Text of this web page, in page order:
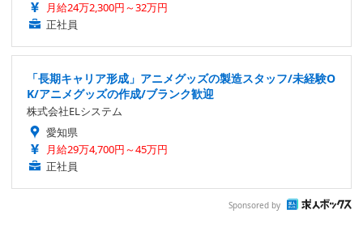
月給24万2,300円～32万円
正社員
「長期キャリア形成」アニメグッズの製造スタッフ/未経験O
K/アニメグッズの作成/ブランク歓迎
株式会社ELシステム
愛知県
月給29万4,700円～45万円
正社員
Sponsored by